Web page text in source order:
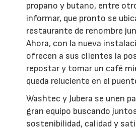
propano y butano, entre
informar, que pronto se
restaurante de renombre
Ahora, con la nueva
ofrecen a sus clientes la
repostar y tomar un café
queda reluciente en el
Washtec y Jubera se unen
gran equipo buscando
sostenibilidad, calidad y